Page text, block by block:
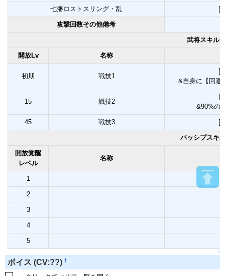
七藩ロストスリング・乱 [
攻撃回数その他備考
武将スキル
開放Lv 名称
初期 戦技1
[
&自身に【回避
15 戦技2
[
&90%の
45 戦技3 [
パッシブスキ
開放覚醒
レベル
名称
1
2
3
4
5
↑
ボイス (CV:??) †